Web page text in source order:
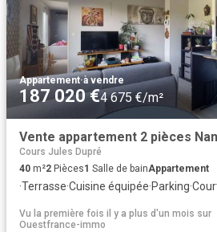
Appartement·à vendre
187 020 €4 675 €/m²
Cours Jules Dupré
40 m²2 Pièces1 Salle de bainAppartement
·Terrasse·Cuisine équipée·Parking·
Vu la première fois il y a plus d'un mois sur
Ouestfrance-immo